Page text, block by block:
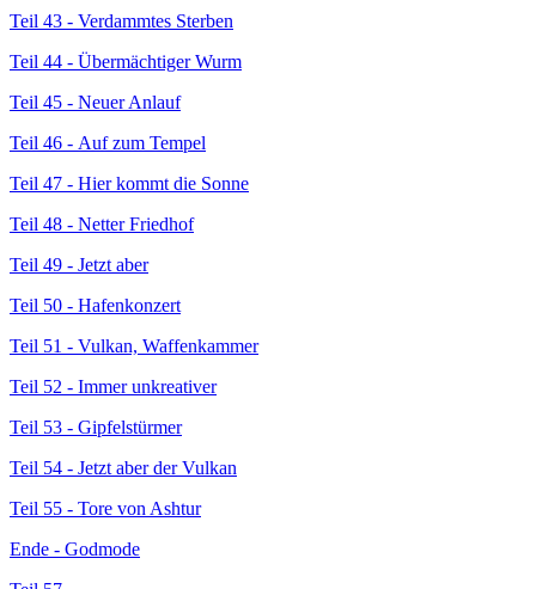
Teil 43 - Verdammtes Sterben
Teil 44 - Übermächtiger Wurm
Teil 45 - Neuer Anlauf
Teil 46 - Auf zum Tempel
Teil 47 - Hier kommt die Sonne
Teil 48 - Netter Friedhof
Teil 49 - Jetzt aber
Teil 50 - Hafenkonzert
Teil 51 - Vulkan, Waffenkammer
Teil 52 - Immer unkreativer
Teil 53 - Gipfelstürmer
Teil 54 - Jetzt aber der Vulkan
Teil 55 - Tore von Ashtur
Ende - Godmode